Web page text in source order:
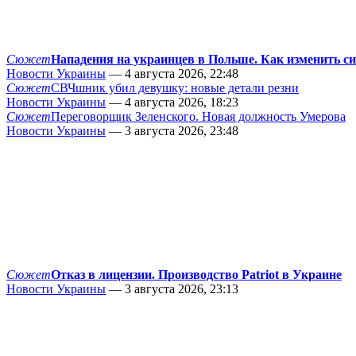
СюжетНападения на украинцев в Польше. Как изменить
Новости Украины — 4 августа 2026, 22:48
СюжетСВЧшник убил девушку: новые детали резни
Новости Украины — 4 августа 2026, 18:23
СюжетПереговорщик Зеленского. Новая должность Умерова
Новости Украины — 3 августа 2026, 23:48
СюжетОтказ в лицензии. Производство Patriot в Украине
Новости Украины — 3 августа 2026, 23:13